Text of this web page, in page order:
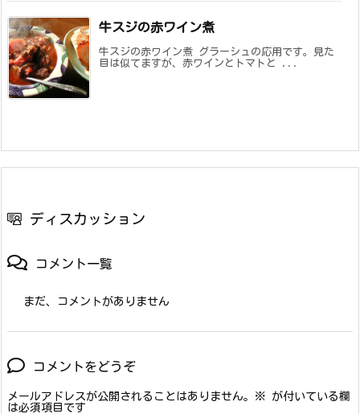
牛スジの赤ワイン煮
牛スジの赤ワイン煮 グラーシュの応用です。見た
目は似てますが、赤ワインとトマトと ...
ディスカッション
コメント一覧
まだ、コメントがありません
コメントをどうぞ
メールアドレスが公開されることはありません。 ※ が付いている欄
は必須項目です